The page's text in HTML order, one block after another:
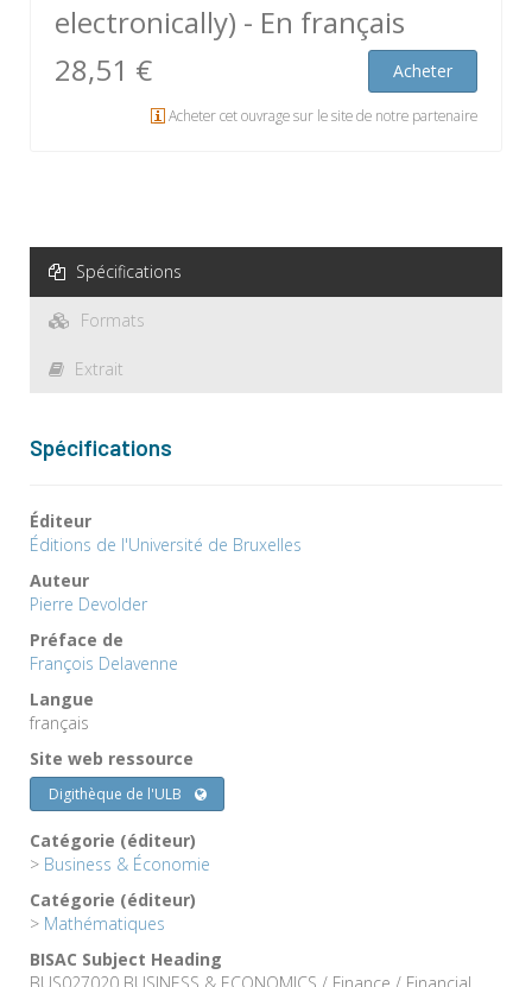
electronically) - En français
28,51 €
Acheter
Acheter cet ouvrage sur le site de notre partenaire
Spécifications
Formats
Extrait
Spécifications
Éditeur
Éditions de l'Université de Bruxelles
Auteur
Pierre Devolder
Préface de
François Delavenne
Langue
français
Site web ressource
Digithèque de l'ULB
Catégorie (éditeur)
> Business & Économie
Catégorie (éditeur)
> Mathématiques
BISAC Subject Heading